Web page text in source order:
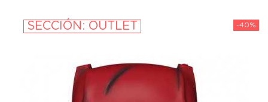
-40%
SECCIÓN: OUTLET